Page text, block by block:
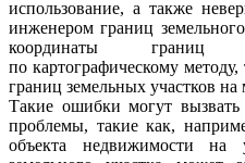
использование, а также
инженером границ
координаты границ
по картографическому
границ земельных участков на
Такие ошибки могут вызвать
проблемы, такие как,
объекта недвижимости на